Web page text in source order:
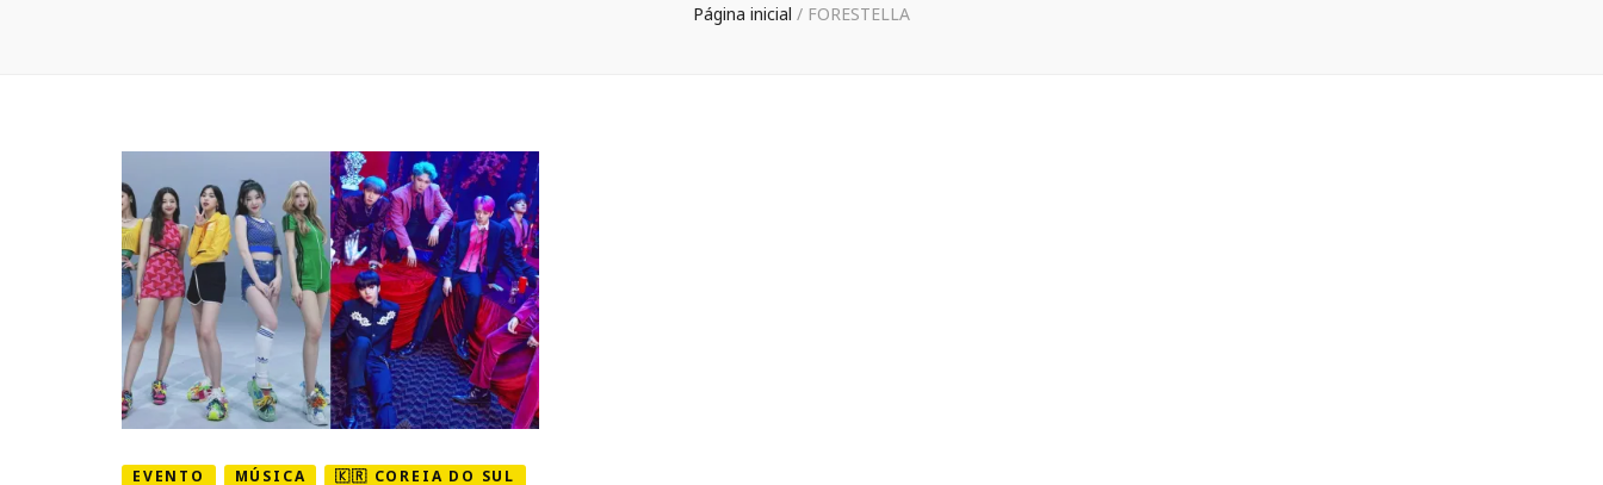
Página inicial / FORESTELLA
EVENTO MÚSICA 🇰🇷 COREIA DO SUL